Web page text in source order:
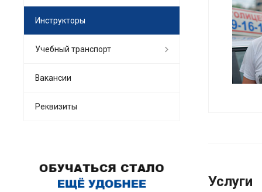
Услуги
Инструкторы
Учебный транспорт
Вакансии
Реквизиты